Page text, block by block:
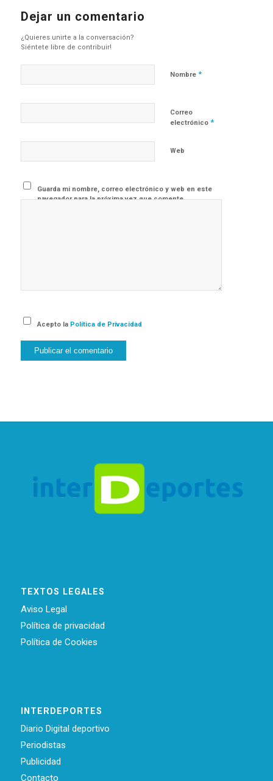
Dejar un comentario
¿Quieres unirte a la conversación?
Siéntete libre de contribuir!
Nombre *
Correo
electrónico *
Web
Guarda mi nombre, correo electrónico y web en este
navegador para la próxima vez que comente.
Acepto la Política de Privacidad
TEXTOS LEGALES
Aviso Legal
Política de privacidad
Política de Cookies
INTERDEPORTES
Diario Digital deportivo
Periodistas
Publicidad
Contacto